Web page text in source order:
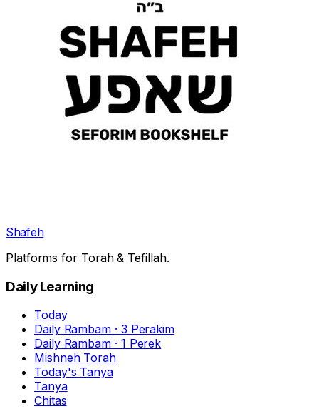
Shafeh
Platforms for Torah & Tefillah.
Daily Learning
Today
Daily Rambam · 3 Perakim
Daily Rambam · 1 Perek
Mishneh Torah
Today's Tanya
Tanya
Chitas